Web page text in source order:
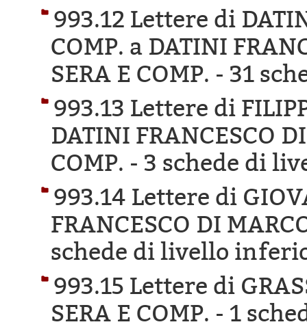
993.12 Lettere di
COMP. a DATINI
SERA E COMP. - 31
993.13 Lettere di
DATINI FRANCESCO
COMP. - 3 schede di
993.14 Lettere di
FRANCESCO DI
schede di livello
993.15 Lettere di
SERA E COMP. - 1